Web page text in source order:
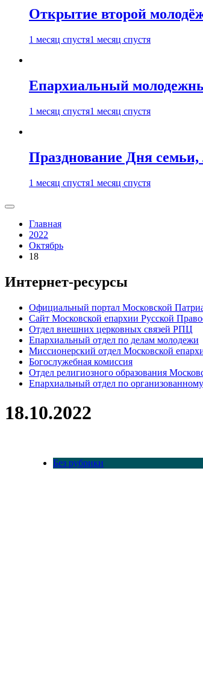
Открытие второй
1 месяц спустя1 месяц спустя
Епархиальный
1 месяц спустя1 месяц спустя
Празднование Дня
1 месяц спустя1 месяц спустя
Главная
2022
Октябрь
18
Интернет-ресурсы
Официальный портал Московской
Сайт Московской епархии Русской
Отдел внешних церковных связей РПЦ
Епархиальный отдел по делам молодежи
Миссионерский отдел Московской
Богослужебная комиссия
Отдел религиозного образования
Епархиальный отдел по
18.10.2022
Без рубрики